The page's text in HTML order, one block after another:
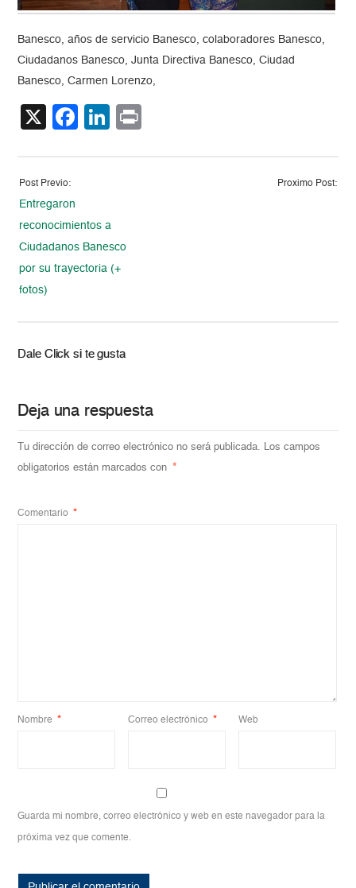
Banesco, años de servicio Banesco, colaboradores Banesco,
Ciudadanos Banesco, Junta Directiva Banesco, Ciudad
Banesco, Carmen Lorenzo,
X Facebook
LinkedIn
Post Previo:
Entregaron
reconocimientos a
Ciudadanos Banesco
por su trayectoria (+
fotos)
Proximo Post:
Dale Click si te gusta
Deja una respuesta
Tu dirección de correo electrónico no será publicada. Los campos
obligatorios están marcados con
*
Comentario *
Nombre * Correo electrónico * Web
Guarda mi nombre, correo electrónico y web en este navegador para la
próxima vez que comente.